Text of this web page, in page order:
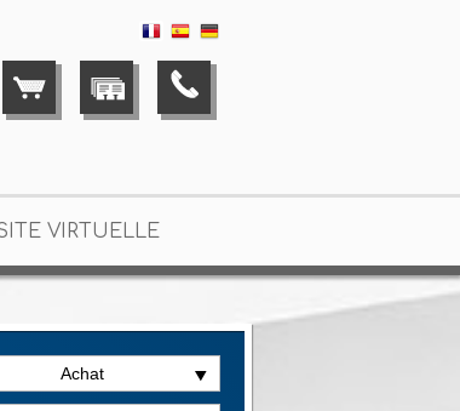
VIRTUELLE
Achat
Maur-des-Fossés > T2 LA2707